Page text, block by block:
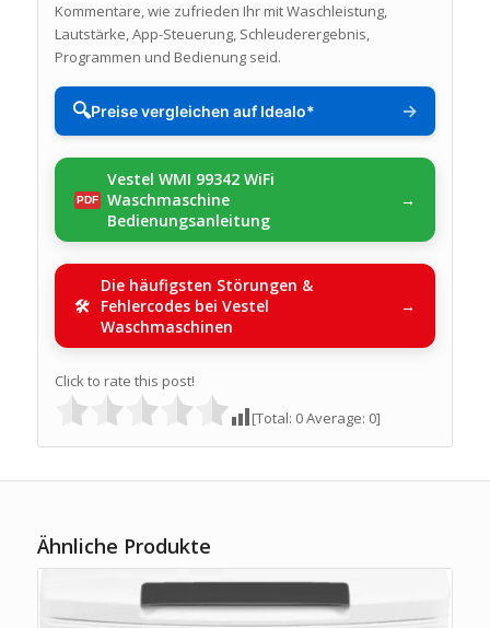
Kommentare, wie zufrieden Ihr mit Waschleistung,
Lautstärke, App-Steuerung, Schleuderergebnis,
Programmen und Bedienung seid.
🔍Preise vergleichen auf Idealo* →
Vestel WMI 99342 WiFi
Waschmaschine
Bedienungsanleitung
Die häufigsten Störungen &
Fehlercodes bei Vestel
Waschmaschinen
Click to rate this post!
[Total: 0Average: 0]
Ähnliche Produkte